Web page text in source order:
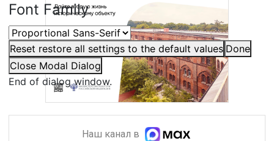
Font Family
Reset restore all settings to the default values Done
Close Modal Dialog
End of dialog window.
Наш канал в